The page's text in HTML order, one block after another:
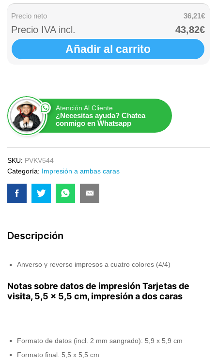
Precio neto 36,21€
Precio IVA incl. 43,82€
Añadir al carrito
Atención Al Cliente
¿Necesitas ayuda? Chatea
conmigo en Whatsapp
SKU: PVKV544
Categoría: Impresión a ambas caras
Descripción
Anverso y reverso impresos a cuatro colores (4/4)
Notas sobre datos de impresión Tarjetas de
visita, 5,5 x 5,5 cm, impresión a dos caras
Formato de datos (incl. 2 mm sangrado): 5,9 x 5,9 cm
Formato final: 5,5 x 5,5 cm